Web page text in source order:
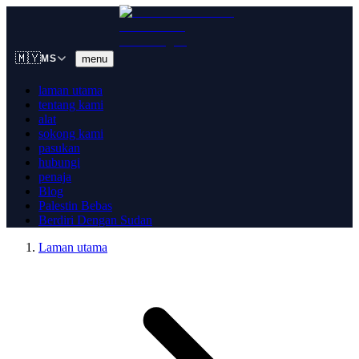
🇲🇾MS menu
laman utama
tentang kami
alat
sokong kami
pasukan
hubungi
penaja
Blog
Palestin Bebas
Berdiri Dengan Sudan
Laman utama